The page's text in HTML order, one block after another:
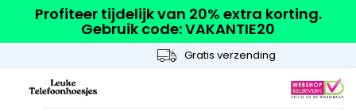
Profiteer tijdelijk van 20% extra korting.
Gebruik code: VAKANTIE20
Gratis verzending